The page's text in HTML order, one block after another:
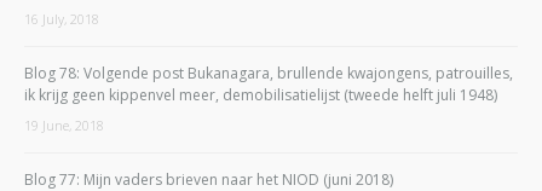
16 July, 2018
Blog 78: Volgende post Bukanagara, brullende kwajongens, patrouilles,
ik krijg geen kippenvel meer, demobilisatielijst (tweede helft juli 1948)
19 June, 2018
Blog 77: Mijn vaders brieven naar het NIOD (juni 2018)